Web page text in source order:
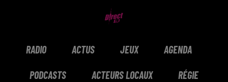
RADIO ACTUS JEUX AGENDA
PODCASTS ACTEURS LOCAUX RÉGIE